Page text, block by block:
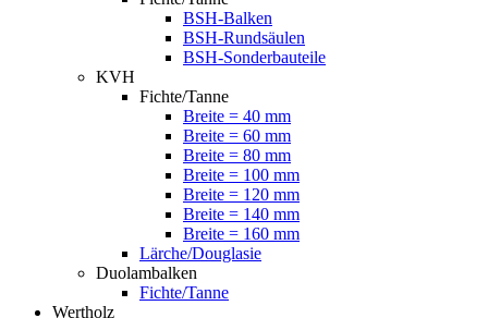
BSH-Balken
BSH-Rundsäulen
BSH-Sonderbauteile
KVH
Fichte/Tanne
Breite = 40 mm
Breite = 60 mm
Breite = 80 mm
Breite = 100 mm
Breite = 120 mm
Breite = 140 mm
Breite = 160 mm
Lärche/Douglasie
Duolambalken
Fichte/Tanne
Wertholz